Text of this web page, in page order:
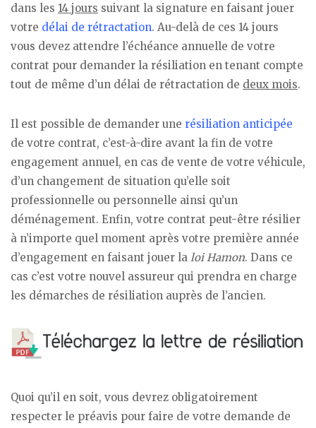
dans les 14 jours suivant la signature en faisant jouer
votre délai de rétractation. Au-delà de ces 14 jours
vous devez attendre l’échéance annuelle de votre
contrat pour demander la résiliation en tenant compte
tout de même d’un délai de rétractation de deux mois.
Il est possible de demander une résiliation anticipée
de votre contrat, c’est-à-dire avant la fin de votre
engagement annuel, en cas de vente de votre véhicule,
d’un changement de situation qu’elle soit
professionnelle ou personnelle ainsi qu’un
déménagement. Enfin, votre contrat peut-être résilier
à n’importe quel moment après votre première année
d’engagement en faisant jouer la loi Hamon. Dans ce
cas c’est votre nouvel assureur qui prendra en charge
les démarches de résiliation auprès de l’ancien.
Quoi qu’il en soit, vous devrez obligatoirement
respecter le préavis pour faire de votre demande de